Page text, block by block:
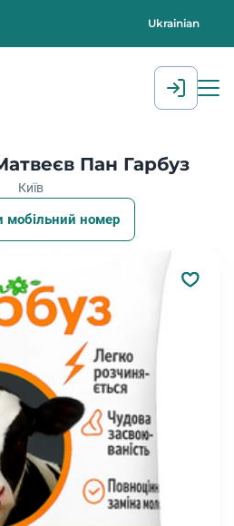
Ukrainian
Пан Гарбуз
Київ
мобільний номер